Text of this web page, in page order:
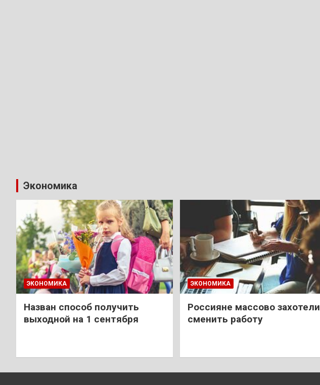
Экономика
ЭКОНОМИКА
Назван способ получить
выходной на 1 сентября
ЭКОНОМИКА
Россияне массово захотели
сменить работу